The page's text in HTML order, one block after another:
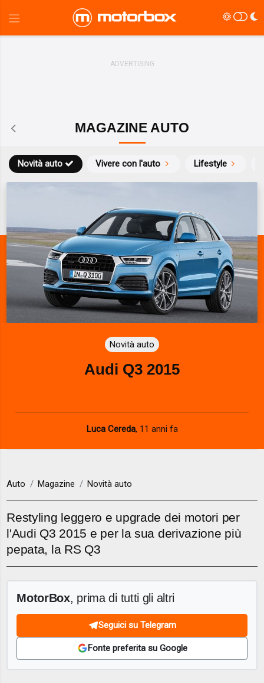
MAGAZINE AUTO
Novità auto Vivere con l'auto Lifestyle
Novità auto
Audi Q3 2015
Luca Cereda, 11 anni fa
Auto Magazine Novità auto
Restyling leggero e upgrade dei motori per
l'Audi Q3 2015 e per la sua derivazione più
pepata, la RS Q3
MotorBox, prima di tutti gli altri
Seguici su Telegram
Fonte preferita su Google